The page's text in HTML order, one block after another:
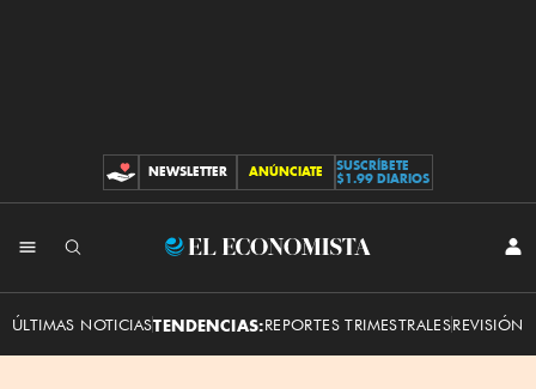
CONTRIBUCIONES
NEWSLETTER ANÚNCIATE
SUSCRÍBETE
$1.99 DIARIOS
El
ÚLTIMAS NOTICIASTENDENCIAS:REPORTES TRIMESTRALESREVISIÓN